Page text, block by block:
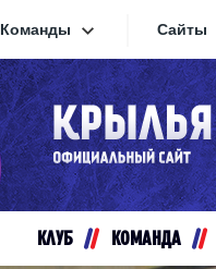
Команды
Конференция «Запад»
Дивизион Золотой
Академия Михайлова
Сайты
КЛУБ КОМАНДА